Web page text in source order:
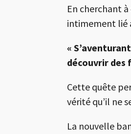
En cherchant
intimement lié
«
découvrir des
Cette quête
vérité qu’il ne
La nouvelle